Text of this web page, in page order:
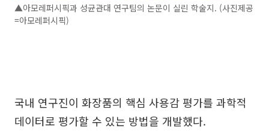
▲아모레퍼시픽과 성균관대 연구팀의 논문이 실린 학술지. (사진제공
=아모레퍼시픽)
국내 연구진이 화장품의 핵심 사용감 평가를 과학적
데이터로 평가할 수 있는 방법을 개발했다.